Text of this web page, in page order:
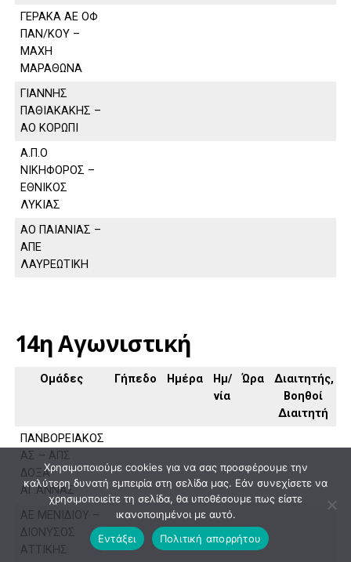
ΓΕΡΑΚΑ ΑΕ ΟΦ
ΠΑΝ/ΚΟΥ –
ΜΑΧΗ
ΜΑΡΑΘΩΝΑ
ΓΙΑΝΝΗΣ
ΠΑΘΙΑΚΑΚΗΣ –
ΑΟ ΚΟΡΩΠΙ
Α.Π.Ο
ΝΙΚΗΦΟΡΟΣ –
ΕΘΝΙΚΟΣ
ΛΥΚΙΑΣ
ΑΟ ΠΑΙΑΝΙΑΣ –
ΑΠΕ
ΛΑΥΡΕΩΤΙΚΗ
14η Αγωνιστική
Ομάδες Γήπεδο Ημέρα
Ημ/
νία
Ώρα
Διαιτητής,
Βοηθοί
Διαιτητή
ΠΑΝΒΟΡΕΙΑΚΟΣ
ΑΣ – ΑΠΣ
ΔΟΞΑ
ΑΓ.ΑΝΝΑΣ
ΑΕ ΜΕΝΙΔΙΟΥ –
ΔΙΟΝΥΣΟΣ
ΑΤΤΙΚΗΣ
Χρησιμοποιούμε cookies για να σας προσφέρουμε την
καλύτερη δυνατή εμπειρία στη σελίδα μας. Εάν συνεχίσετε να
χρησιμοποιείτε τη σελίδα, θα υποθέσουμε πως είστε
ικανοποιημένοι με αυτό.
Εντάξει
Πολιτική απορρήτου